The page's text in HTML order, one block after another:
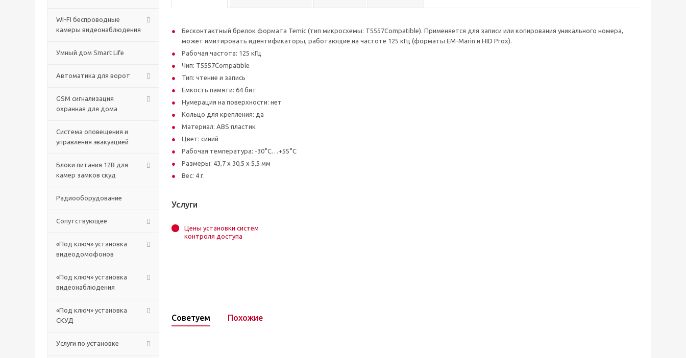
WI-FI беспроводные
камеры видеонаблюдения
Умный дом Smart Life
Автоматика для ворот
GSM сигнализация
охранная для дома
Cистема оповещения и
управления эвакуацией
Блоки питания 12В для
камер замков скуд
Радиооборудование
Сопутствующее
«Под ключ» установка
видеодомофонов
«Под ключ» установка
видеонаблюдения
«Под ключ» установка
СКУД
Услуги по установке
Бесконтактный брелок формата Temic (тип микросхемы: Т5557Сompatible). Применяется для записи или копирования уникального номера,
может имитировать идентификаторы, работающие на частоте 125 кГц (форматы EM-Marin и HID Prox).
Рабочая частота: 125 кГц
Чип: Т5557Сompatible
Тип: чтение и запись
Емкость памяти: 64 бит
Нумерация на поверхности: нет
Кольцо для крепления: да
Материал: ABS пластик
Цвет: синий
Рабочая температура: -30°С…+55°С
Размеры: 43,7 х 30,5 х 5,5 мм
Вес: 4 г.
Услуги
Цены установки систем
контроля доступа
Советуем Похожие